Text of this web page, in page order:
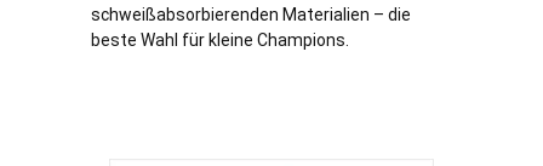
schweißabsorbierenden Materialien – die
beste Wahl für kleine Champions.